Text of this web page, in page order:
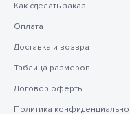
Как сделать заказ
Оплата
Доставка и возврат
Таблица размеров
Договор оферты
Политика